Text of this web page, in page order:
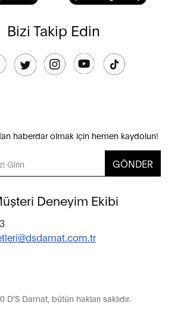
Bizi Takip Edin
haberdar olmak için hemen kaydolun!
GÖNDER
Deneyim Ekibi
D’S Damat, bütün hakları saklıdır.